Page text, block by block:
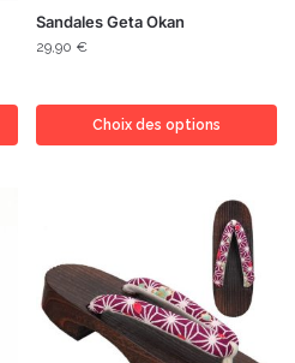
Sandales Geta Okan
29,90 €
Choix des options